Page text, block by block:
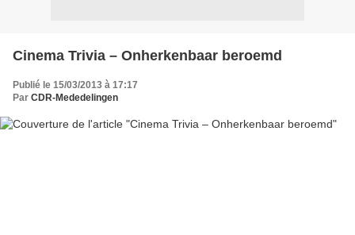
Cinema Trivia – Onherkenbaar beroemd
Publié le 15/03/2013 à 17:17
Par CDR-Mededelingen